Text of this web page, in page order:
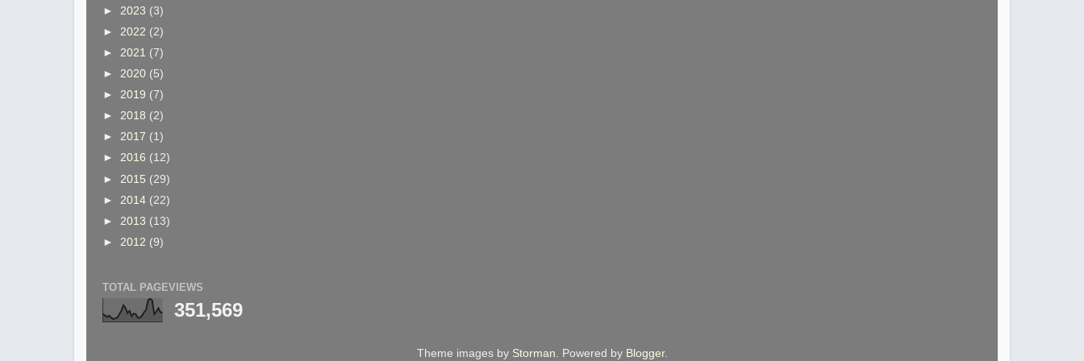
► 2023 (3)
► 2022 (2)
► 2021 (7)
► 2020 (5)
► 2019 (7)
► 2018 (2)
► 2017 (1)
► 2016 (12)
► 2015 (29)
► 2014 (22)
► 2013 (13)
► 2012 (9)
TOTAL PAGEVIEWS
351,569
Theme images by Storman. Powered by Blogger.